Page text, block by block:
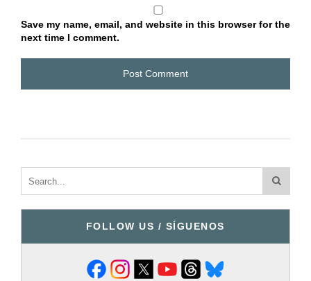
Save my name, email, and website in this browser for the
next time I comment.
FOLLOW US / SÍGUENOS